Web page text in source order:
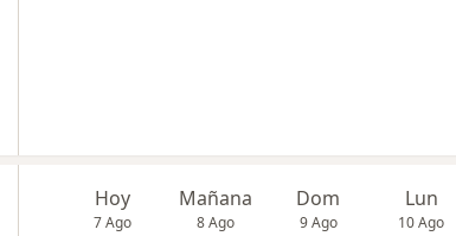
Hoy
7 Ago
Mañana
8 Ago
Dom
9 Ago
Lun
10 Ago